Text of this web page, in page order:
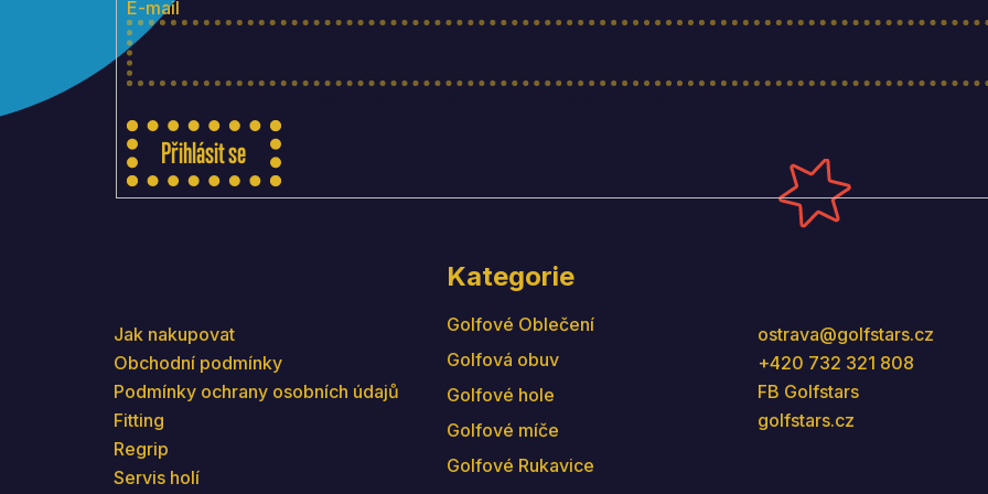
E-mail
Přihlásit se
Jak nakupovat
Obchodní podmínky
Podmínky ochrany osobních údajů
Fitting
Regrip
Servis holí
Kategorie
Golfové Oblečení
Golfová obuv
Golfové hole
Golfové míče
Golfové Rukavice
ostrava@golfstars.cz
+420 732 321 808
FB Golfstars
golfstars.cz